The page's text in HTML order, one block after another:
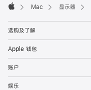
Mac 显示器
选购及了解
Apple 钱包
账户
娱乐